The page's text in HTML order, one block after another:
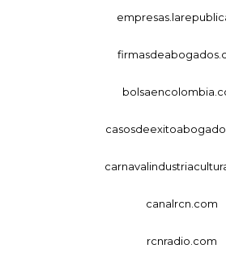
canalrcn.com
rcnradio.com